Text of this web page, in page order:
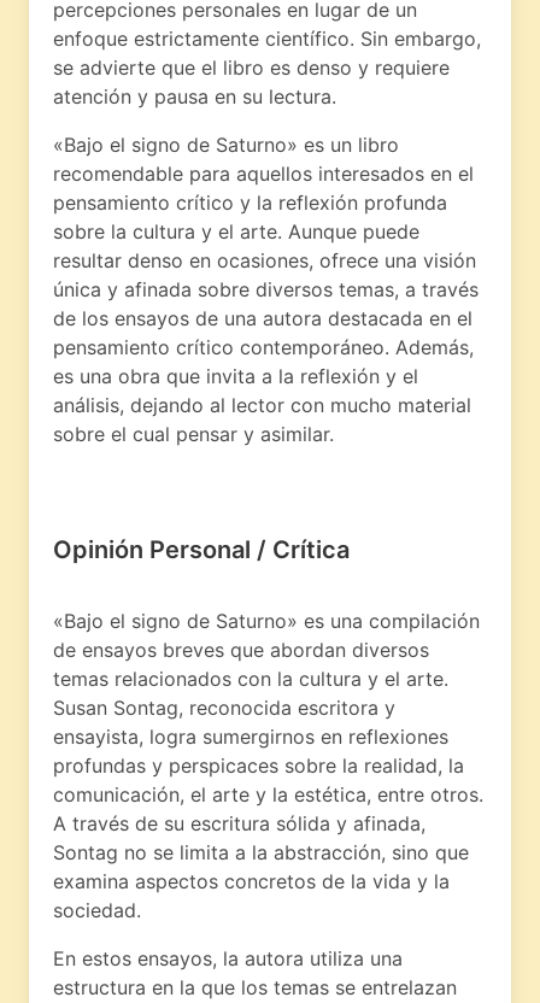
percepciones personales en lugar de un
enfoque estrictamente científico. Sin embargo,
se advierte que el libro es denso y requiere
atención y pausa en su lectura.
«Bajo el signo de Saturno» es un libro
recomendable para aquellos interesados en el
pensamiento crítico y la reflexión profunda
sobre la cultura y el arte. Aunque puede
resultar denso en ocasiones, ofrece una visión
única y afinada sobre diversos temas, a través
de los ensayos de una autora destacada en el
pensamiento crítico contemporáneo. Además,
es una obra que invita a la reflexión y el
análisis, dejando al lector con mucho material
sobre el cual pensar y asimilar.
Opinión Personal / Crítica
«Bajo el signo de Saturno» es una compilación
de ensayos breves que abordan diversos
temas relacionados con la cultura y el arte.
Susan Sontag, reconocida escritora y
ensayista, logra sumergirnos en reflexiones
profundas y perspicaces sobre la realidad, la
comunicación, el arte y la estética, entre otros.
A través de su escritura sólida y afinada,
Sontag no se limita a la abstracción, sino que
examina aspectos concretos de la vida y la
sociedad.
En estos ensayos, la autora utiliza una
estructura en la que los temas se entrelazan